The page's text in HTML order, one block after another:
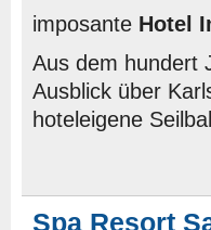
imposante Hotel
Aus dem hundert
Ausblick über
hoteleigene
Spa Resort